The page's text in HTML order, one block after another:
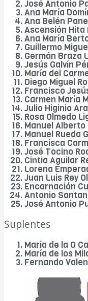
José Antonio
Ana María
Ana Belén
Ascensión Hita
Ana María
Guillermo
Germán Braza
Jesús Galvín
María del
Diego Miguel
Francisco
Carmen María
Julio Higinio
Rosa Olmedo
Manuel Alberto
Manuel Rueda
Francisca
José Tocino
Cintia Aguilar
Lorena
Juan Luis Rey
Encarnación
Antonio
José Antonio
Suplentes
María de la O
María de los
Fernando